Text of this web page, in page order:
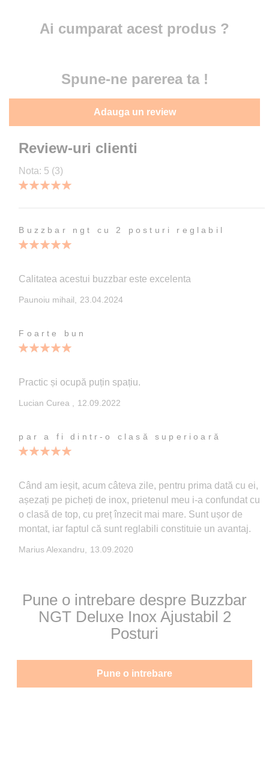
Review-uri clienti
Nota: 5 (3)
Buzzbar ngt cu 2 posturi reglabil
Calitatea acestui buzzbar este excelenta
Paunoiu mihail, Publicata
23.04.2024
Foarte bun
Practic și ocupă puțin spațiu.
Lucian Curea , Publicata
12.09.2022
par a fi dintr-o clasă superioară
Când am ieșit, acum câteva zile, pentru prima dată cu ei,
așezați pe picheți de inox, prietenul meu i-a confundat cu
o clasă de top, cu preț înzecit mai mare. Sunt ușor de
montat, iar faptul că sunt reglabili constituie un avantaj.
Marius Alexandru, Publicata
13.09.2020
Ai cumparat acest produs ?
Spune-ne parerea ta !
Adauga un review
Pune o intrebare despre Buzzbar
NGT Deluxe Inox Ajustabil 2
Posturi
Pune o intrebare